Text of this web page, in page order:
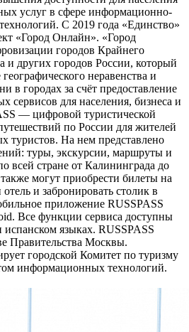
услуг в сфере информационно-
С 2019 года «Единство»
«Город Онлайн». «Город
городов Крайнего
и других городов России, который
неравенства и
в городах за счёт предоставление
сервисов для населения, бизнеса и
— цифровой туристической
по России для жителей
туристов. На нем представлено
туры, экскурсии, маршруты и
всей стране от Калининграда до
могут приобрести билеты на
и забронировать столик в
приложение RUSSPASS
Все функции сервиса доступны
языках. RUSSPASS
Правительства Москвы.
городской Комитет по туризму
информационных технологий.